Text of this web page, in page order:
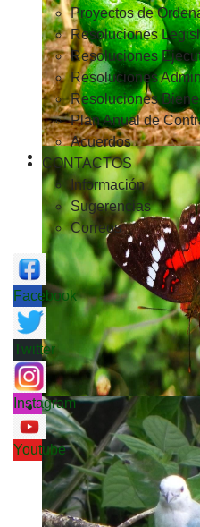
Proyectos de
Resoluciones
Resoluciones
Resoluciones
Resoluciones
Plan Anual de
Acuerdos
CONTACTOS
Información
Sugerencias
Correos
Facebook
Twitter
Instagram
Youtube